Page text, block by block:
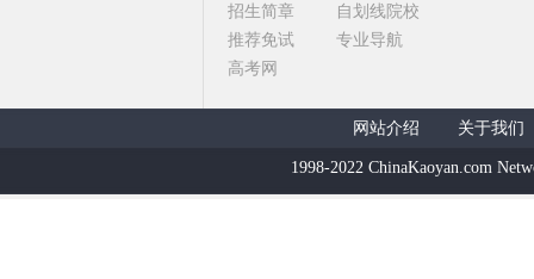
招生简章
推荐免试
高考网
自划线院校
专业导航
网站介绍 关于我们
1998-2022 ChinaKaoyan.com